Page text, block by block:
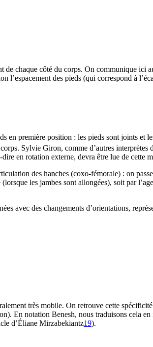
chaque côté du corps. On communique ici
l’espacement des pieds (qui correspond à
en première position : les pieds sont joints
Sylvie Giron, comme d’autres
en rotation externe, devra être lue de cette
des hanches (coxo-fémorale) : on
les jambes sont allongées), soit par
avec des changements d’orientations,
très mobile. On retrouve cette
En notation Benesh, nous traduisons cela
d’Éliane Mirzabekiantz19).